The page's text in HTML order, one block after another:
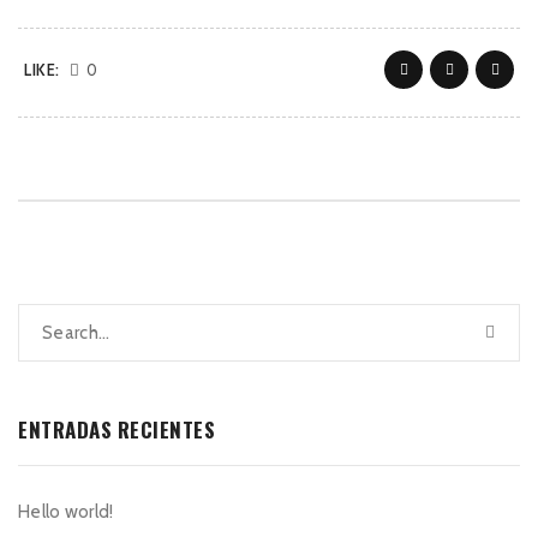
LIKE: 0
ENTRADAS RECIENTES
Hello world!